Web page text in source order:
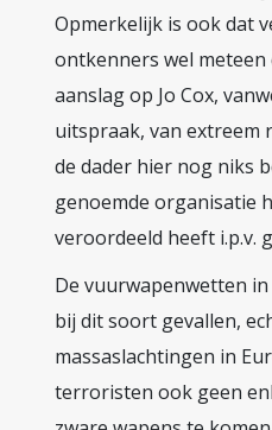
Opmerkelijk is ook dat
ontkenners wel meteen
aanslag op Jo Cox,
uitspraak, van extreem
de dader hier nog niks
genoemde organisatie
veroordeeld heeft i.p.v.
De vuurwapenwetten
bij dit soort gevallen,
massaslachtingen in
terroristen ook geen